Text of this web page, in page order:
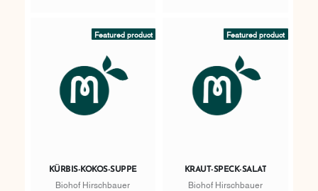
Featured product
KÜRBIS-KOKOS-SUPPE
Biohof Hirschbauer
Featured product
KRAUT-SPECK-SALAT
Biohof Hirschbauer